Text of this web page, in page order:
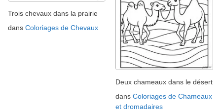
Trois chevaux dans la prairie
dans Coloriages de Chevaux
Deux chameaux dans le désert
dans Coloriages de Chameaux
et dromadaires